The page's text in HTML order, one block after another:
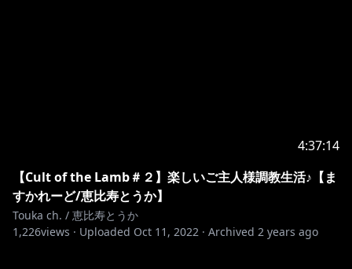
4:37:14
【Cult of the Lamb＃２】楽しいご主人様調教生活♪【ま
すかれーど/恵比寿とうか】
Touka ch. / 恵比寿とうか
1,226views · Uploaded Oct 11, 2022 · Archived 2 years ago